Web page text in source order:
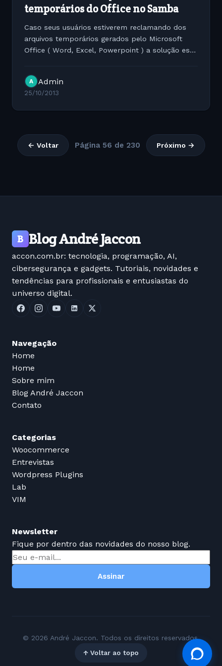
temporários do Office no Samba
Caso seus usuários estiverem reclamando dos
arquivos temporários gerados pelo Microsoft
Office ( Word, Excel, Powerpoint ) a solução está
files=/~*/...
A Admin
25/10/2013
← Voltar Página 56 de 230 Próximo →
B Blog André Jaccon
accon.com.br: tecnologia, programação, AI,
cibersegurança e gadgets. Tutoriais, novidades e
tendências para profissionais e entusiastas do
universo digital.
Navegação
Home
Home
Sobre mim
Blog André Jaccon
Contato
Categorias
Woocommerce
Entrevistas
Wordpress Plugins
Lab
VIM
Newsletter
Fique por dentro das novidades do nosso blog.
Assinar
© 2026 André Jaccon. Todos os direitos reservados.
↑ Voltar ao topo